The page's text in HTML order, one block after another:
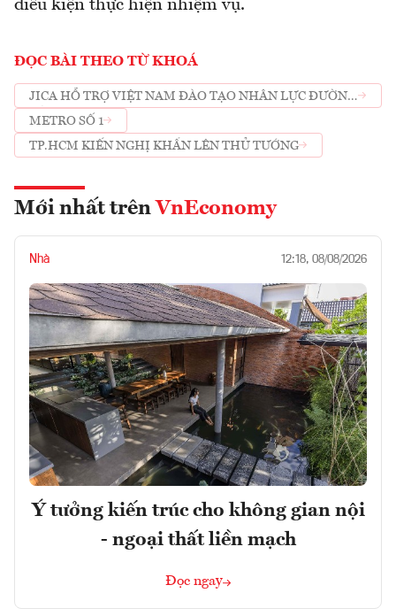
điều kiện thực hiện nhiệm vụ.
ĐỌC BÀI THEO TỪ KHOÁ
JICA HỖ TRỢ VIỆT NAM ĐÀO TẠO NHÂN LỰC ĐƯỜNG
SẮT ĐÔ THỊ
METRO SỐ 1
TP.HCM KIẾN NGHỊ KHẨN LÊN THỦ TƯỚNG
Mới nhất trên VnEconomy
Nhà 12:18, 08/08/2026
Ý tưởng kiến trúc cho không gian nội
- ngoại thất liền mạch
Đọc ngay